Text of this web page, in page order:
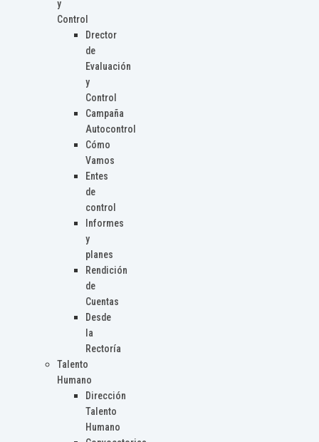
y
Control
Drector
de
Evaluación
y
Control
Campaña
Autocontrol
Cómo
Vamos
Entes
de
control
Informes
y
planes
Rendición
de
Cuentas
Desde
la
Rectoría
Talento
Humano
Dirección
Talento
Humano